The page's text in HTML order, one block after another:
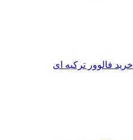
خرید فالوور ترکیه ای